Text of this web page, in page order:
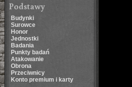
Podstawy
Budynki
Surowce
Honor
Jednostki
Badania
Punkty badań
Atakowanie
Obrona
Przeciwnicy
Konto premium i karty